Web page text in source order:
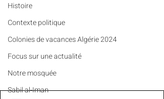
Histoire
Contexte politique
Colonies de vacances Algérie 2024
​​Focus sur une actualité
Notre mosquée
Sabil al-Iman